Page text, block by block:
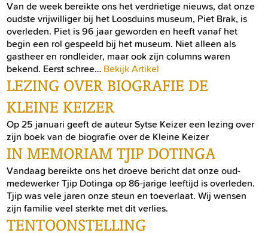
Van de week bereikte ons het verdrietige nieuws, dat onze
oudste vrijwilliger bij het Loosduins museum, Piet Brak, is
overleden. Piet is 96 jaar geworden en heeft vanaf het
begin een rol gespeeld bij het museum. Niet alleen als
gastheer en rondleider, maar ook zijn columns waren
bekend. Eerst schree… Bekijk Artikel
LEZING OVER BIOGRAFIE DE
KLEINE KEIZER
Op 25 januari geeft de auteur Sytse Keizer een lezing over
zijn boek van de biografie over de Kleine Keizer
IN MEMORIAM TJIP DOTINGA
Vandaag bereikte ons het droeve bericht dat onze oud-
medewerker Tjip Dotinga op 86-jarige leeftijd is overleden.
Tjip was vele jaren onze steun en toeverlaat. Wij wensen
zijn familie veel sterkte met dit verlies.
TENTOONSTELLING